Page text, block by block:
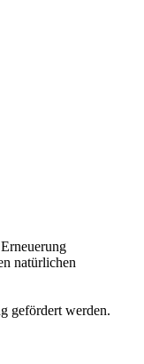
natürlichen
gefördert werden.